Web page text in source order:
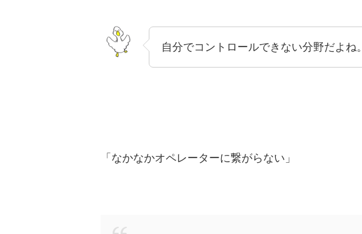
自分でコントロールできない分野だよね。
「なかなかオペレーターに繋がらない」